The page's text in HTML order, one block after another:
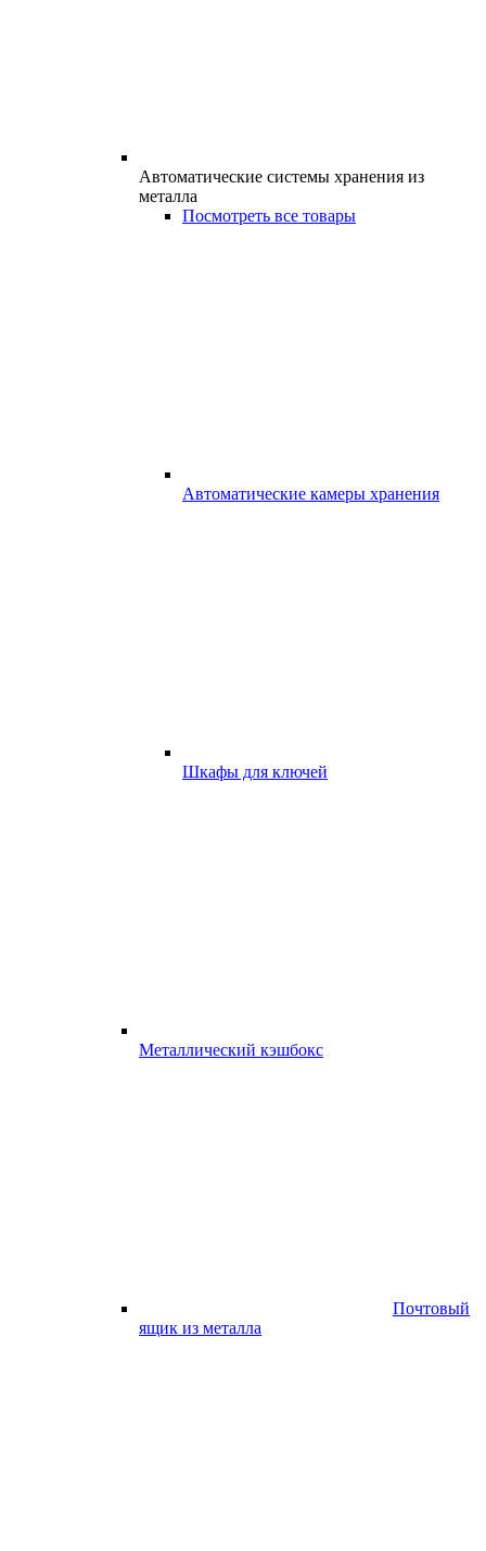
Автоматические системы хранения из
металла
Посмотреть все товары
Автоматические камеры хранения
Шкафы для ключей
Металлический кэшбокс
Почтовый
ящик из металла